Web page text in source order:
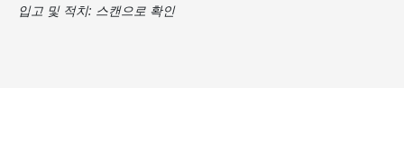
입고 및 적치: 스캔으로 확인